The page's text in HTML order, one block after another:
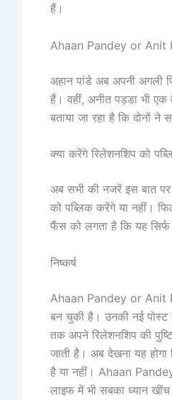
हैं।
Ahaan Pandey or Anit
अहान पांडे अब अपनी अगली
हैं। वहीं, अनीत पड्डा भी एक
बताया जा रहा है कि दोनों ने
क्या करेंगे रिलेशनशिप को
अब सभी की नजरें इस बात
को पब्लिक करेंगे या नहीं।
फैंस को लगता है कि यह
निष्कर्ष
Ahaan Pandey or Anit
बन चुकी है। उनकी नई पोस्ट
तक अपने रिलेशनशिप की
जाती है। अब देखना यह
है या नहीं। Ahaan Pandey
लाइफ में भी सबका ध्यान